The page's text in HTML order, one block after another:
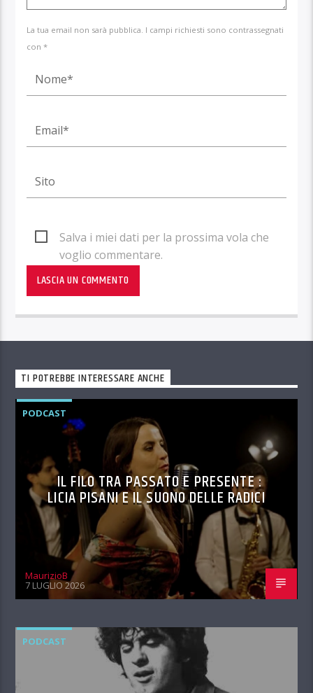
La tua email non sarà pubblica. I campi richiesti sono contrassegnati
con *
Salva i miei dati per la prossima vola che
voglio commentare.
TI POTREBBE INTERESSARE ANCHE
PODCAST
IL FILO TRA PASSATO E PRESENTE :
LICIA PISANI E IL SUONO DELLE RADICI
MaurizioB
7 LUGLIO 2026
PODCAST